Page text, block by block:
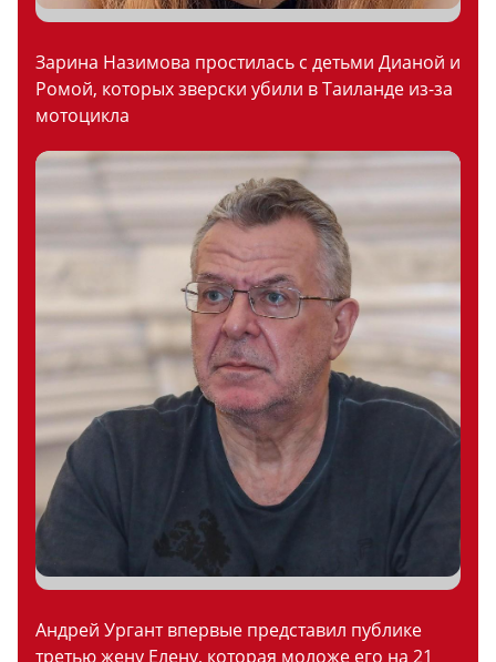
Зарина Назимова простилась с детьми Дианой и
Ромой, которых зверски убили в Таиланде из-за
мотоцикла
Андрей Ургант впервые представил публике
третью жену Елену, которая моложе его на 21